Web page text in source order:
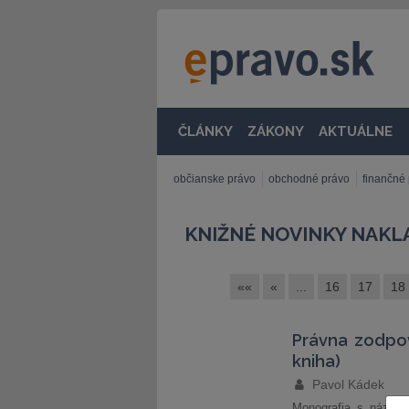
ČLÁNKY ZÁKONY AKTUÁLNE
občianske právo obchodné právo finančné
KNIŽNÉ NOVINKY
«« « 16 17 18
Právna
kniha)
Pavol Kádek